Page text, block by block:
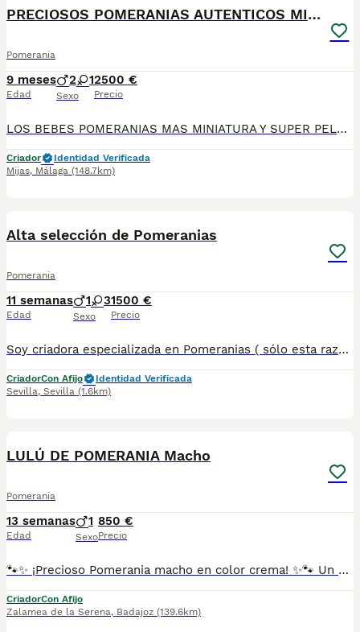
PRECIOSOS POMERANIAS AUTENTICOS MINIATURA
Pomerania
9 meses
Edad
2 1
Sexo
2500 €
Precio
LOS BEBES POMERANIAS MAS MINIATURA Y SUPER PELUDITOS, CHATITOS, DESCENDIENTES DE CAMPEONES Y MULTICAMPEONES, MAXIMA CALIDAD Y CRIADOS EN UN AMBIENTE COMPLETAMENTE FAMILIAR. GARANTIAS SANITARIAS Y CONTRATO DE OMPRA. MAXIMAS GARANTIAS Y CALIDAD. PRECIO DESDE 2.500€
Criador
Identidad Verificada
Mijas, Málaga (148.7km)
Alta selección de Pomeranias
Pomerania
11 semanas
Edad
1 3
Sexo
1500 €
Precio
Soy criadora especializada en Pomeranias ( sólo esta raza),comprometida con el bienestar, la salud y el carácter de cada uno de mis pequeños. Tengo camadas disponibles, criadas con dedicación, seguimiento veterinario y cuidados personalizados desde el primer día. ✔️ Cría responsable: selecciono cuidadosamente a los padres para garantizar cachorros sanos, equilibrados y fieles al estándar. ✔️ Experiencia demostrable: llevo años dedicándome a esta raza, y conozco profundamente su genética, cuidados y socialización. ✔️ Transparencia total: puedo mostrarte mi página, donde encontrarás referencias reales de clientes de muchos años, fotos, actualizaciones y testimonios que avalan mi trabajo. ✔️ Acompañamiento continuo: no solo entrego un cachorro; acompaño a cada familia antes, durante y después de la adopción para asegurar una adaptación perfecta. ✔️ Cachorros criados en ambiente familiar: reciben cariño, socialización temprana y estímulos adecuados, lo que se nota en su carácter dulce y seguro. Si buscas un Pomerania sano, bien cuidado y criado con amor y profesionalidad, estaré encantada de ayudarte a encontrar tu nuevo compañero. Pilar’s Poms 686364138
CriadorCon Afijo
Identidad Verificada
Sevilla, Sevilla (1.6km)
LULÚ DE POMERANIA Macho
Pomerania
13 semanas
Edad
1
Sexo
850 €
Precio
🐾✨ ¡Precioso Pomerania macho en color crema! ✨🐾 Un cachorrito muy pequeñito, tranquilo y súper cariñoso 🥰. Criado en ambiente familiar, lleno de mimos, lo que lo hace muy bueno y sociable. 📅 Nacido el 6 de mayo 💉 Se entregará con vacunas y desparasitaciones al día 📌 Ya disponible para reserva Es un peludito dulce, listo y absolutamente irresistible 💛, ideal para quien busca un compañero fiel y adorable. 📩 ¡Escríbenos sin compromiso para más info! 642997300
CriadorCon Afijo
Zalamea de la Serena, Badajoz (139.6km)